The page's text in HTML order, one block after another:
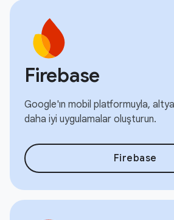
Firebase
Google'ın mobil platformuyla,
daha iyi uygulamalar oluşturun.
Firebase